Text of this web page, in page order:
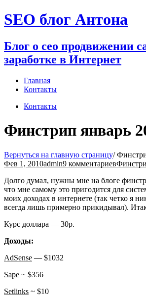
Перейти
к
SEO блог Антона
Блог о сео продвижении
заработке в Интернет
Главная
Контакты
Контакты
Финстрип январь
Вернуться на главную страницу/
Фев 1, 2010admin9 комментариев
Долго думал, нужны мне на блоге
что мне самому это пригодится для
моих доходах в интернете (так четко я
всегда лишь примерно прикидывал).
Курс доллара — 30р.
Доходы:
AdSense — $1032
Sape ~ $356
Setlinks ~ $10